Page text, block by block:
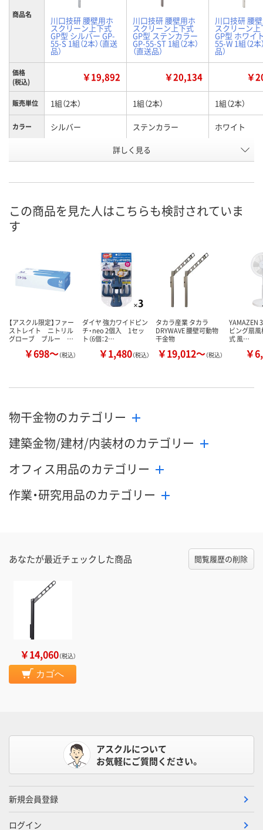
商品名
川口技研 腰壁用ホ
スクリーン上下式
GP型 シルバー GP-
55-S 1組（2本）（直送
品）
川口技研 腰壁用ホ
スクリーン上下式
GP型 ステンカラー
GP-55-ST 1組（2本）
（直送品）
川口技研 腰
スクリーン上
GP型 ホワイ
55-W 1組（2本
品）
価格
(税込)
￥19,892 ￥20,134 ￥
販売単位 1組（2本） 1組（2本） 1組（2本）
カラー シルバー ステンカラー ホワイト
A305584 A305585
8月26日（水）まで
カゴへ カゴへ カ
詳しく見る
この商品を見た人はこちらも検討されていま
す
【アスクル限定】ファー
ストレイト ニトリル
グローブ ブルー …
￥698～（税込）
ダイヤ 強力ワイドピン
チ・neo 2個入 1セッ
ト（6個：2…
￥1,480（税込）
タカラ産業 タカラ
DRYWAVE 腰壁可動物
干金物
￥19,012～（税込）
YAMAZEN
ビング扇
式 風…
￥
物干金物のカテゴリー
建築金物/建材/内装材のカテゴリー
オフィス用品のカテゴリー
作業・研究用品のカテゴリー
あなたが最近チェックした商品 閲覧履歴の削除
￥14,060（税込）
カゴへ
アスクルについて
お気軽にご質問ください。
新規会員登録
ログイン